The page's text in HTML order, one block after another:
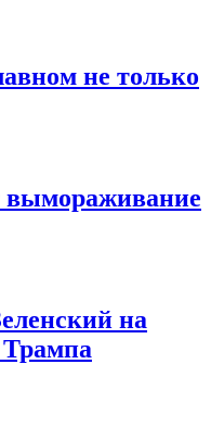
не только
вымораживание
на
Трампа